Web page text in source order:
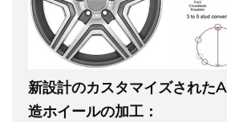
新設計のカスタマイズされた
造ホイールの加工：